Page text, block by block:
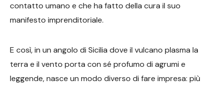
contatto umano e che ha fatto della cura il suo
manifesto imprenditoriale.
E così, in un angolo di Sicilia dove il vulcano plasma la
terra e il vento porta con sé profumo di agrumi e
leggende, nasce un modo diverso di fare impresa: più